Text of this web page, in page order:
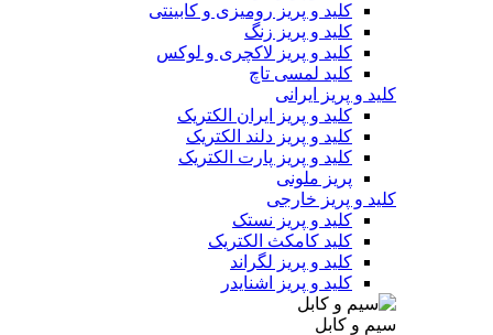
کلید و پریز رومیزی و کابینتی
کلید و پریز زنگ
کلید و پریز لاکچری و لوکس
کلید لمسی تاچ
کلید و پریز ایرانی
کلید و پریز ایران الکتریک
کلید و پریز دلند الکتریک
کلید و پریز پارت الکتریک
پریز ملونی
کلید و پریز خارجی
کلید و پریز نستک
کلید کامکث الکتریک
کلید و پریز لگراند
کلید و پریز اشنایدر
سیم و کابل